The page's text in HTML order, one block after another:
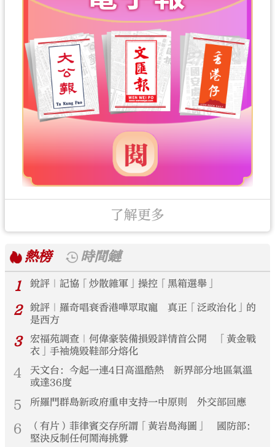
了解更多
熱榜
時間鏈
1
銳評｜記協「炒散雜軍」操控「黑箱選舉」
2
銳評｜羅奇唱衰香港嘩眾取寵 真正「泛政治化」的
是西方
3
宏福苑調查｜何偉豪裝備損毀詳情首公開 「黃金戰
衣」手袖燒毀鞋部分熔化
4
天文台：今起一連4日高溫酷熱 新界部分地區氣溫
或達36度
5 所羅門群島新政府重申支持一中原則 外交部回應
6
（有片）菲律賓交存所謂「黃岩島海圖」 國防部：
堅決反制任何鬧海挑釁